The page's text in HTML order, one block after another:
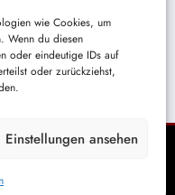
wie Cookies, um
Wenn du diesen
oder eindeutige IDs auf
oder zurückziehst,
Einstellungen ansehen